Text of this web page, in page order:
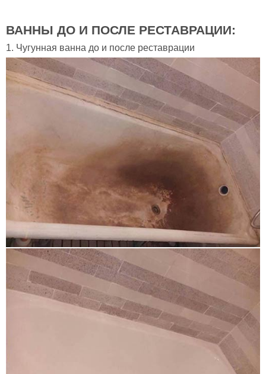
ВАННЫ ДО И ПОСЛЕ РЕСТАВРАЦИИ:
1. Чугунная ванна до и после реставрации